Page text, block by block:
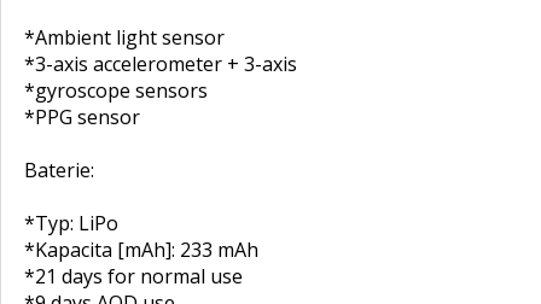
*Ambient light sensor
*3-axis accelerometer + 3-axis
*gyroscope sensors
*PPG sensor
Baterie:
*Typ: LiPo
*Kapacita [mAh]: 233 mAh
*21 days for normal use